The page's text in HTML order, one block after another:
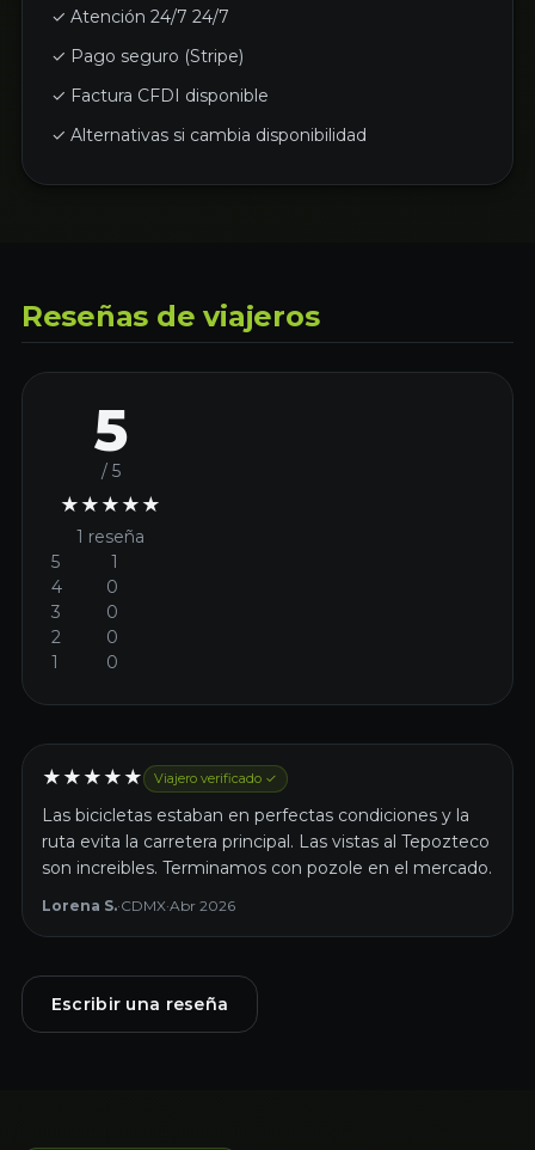
✓ Atención 24/7 24/7
✓ Pago seguro (Stripe)
✓ Factura CFDI disponible
✓ Alternativas si cambia disponibilidad
Reseñas de viajeros
5
/ 5
★ ★ ★ ★ ★
1 reseña
5
1
4
0
3
0
2
0
1
0
★ ★ ★ ★ ★ Viajero verificado ✓
Las bicicletas estaban en perfectas condiciones y la
ruta evita la carretera principal. Las vistas al Tepozteco
son increibles. Terminamos con pozole en el mercado.
Lorena S.·CDMX·Abr 2026
Escribir una reseña